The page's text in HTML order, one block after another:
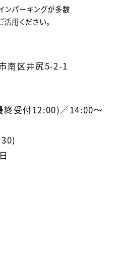
ンパーキングが多数
用ください。
南区井尻5-2-1
受付12:00)／14:00～